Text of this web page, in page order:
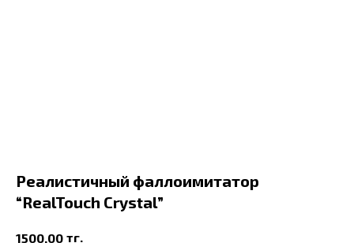
Реалистичный фаллоимитатор
“RealTouch Crystal”
1500,00 тг.